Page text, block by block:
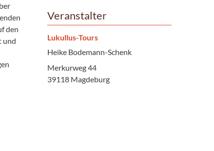
den
und
Veranstalter
Lukullus-Tours
Heike Bodemann-Schenk
Merkurweg 44
39118 Magdeburg